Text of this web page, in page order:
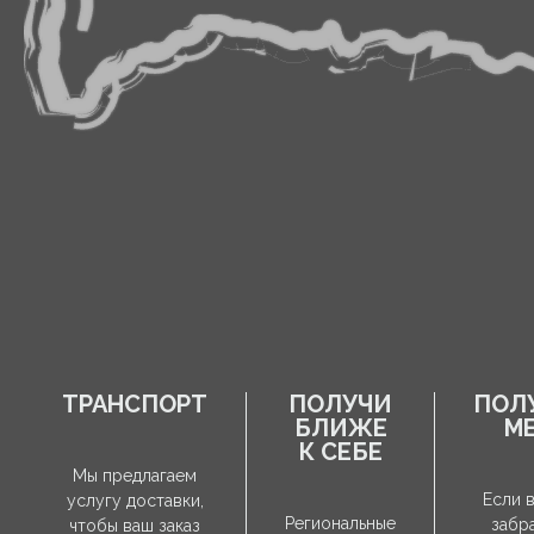
ТРАНСПОРТ
Мы предлагаем
услугу доставки,
чтобы ваш заказ
ПОЛУЧИ
БЛИЖЕ
К СЕБЕ
Региональные
Если